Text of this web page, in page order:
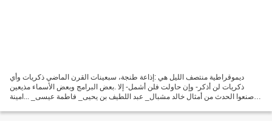
ديموقراطية منتصف الليل هي :إذاعة طنجة، سبعينات القرن الماضي ذكريات وأي
ذكريات لن أذكر- وإن حاولت فلن أشمل- إلا .بعض البرامج وبعض الأسماء مذيعين
صنعوا الحدث من أمثال خالد مشبال_ عبد اللطيف بن يحيى_ فاطمة عيسى_ ...امينة